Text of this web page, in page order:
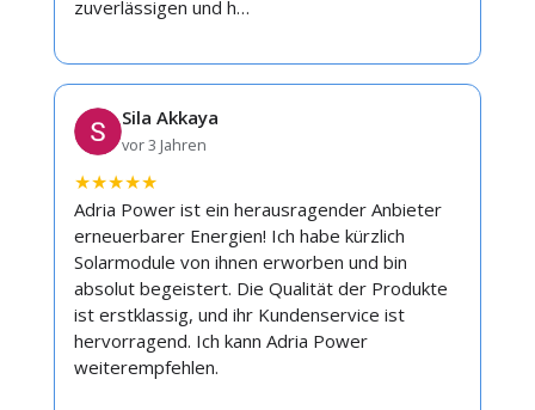
zuverlässigen und h…
Sila Akkaya
vor 3 Jahren
★★★★★
Adria Power ist ein herausragender Anbieter
erneuerbarer Energien! Ich habe kürzlich
Solarmodule von ihnen erworben und bin
absolut begeistert. Die Qualität der Produkte
ist erstklassig, und ihr Kundenservice ist
hervorragend. Ich kann Adria Power
weiterempfehlen.